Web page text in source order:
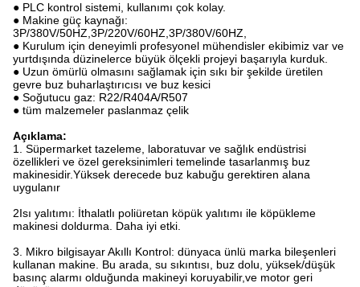
● PLC kontrol sistemi, kullanımı çok kolay.
● Makine güç kaynağı:
3P/380V/50HZ,3P/220V/60HZ,3P/380V/60HZ,
● Kurulum için deneyimli profesyonel mühendisler ekibimiz var ve
yurtdışında düzinelerce büyük ölçekli projeyi başarıyla kurduk.
● Uzun ömürlü olmasını sağlamak için sıkı bir şekilde üretilen
gevre buz buharlaştırıcısı ve buz kesici
● Soğutucu gaz: R22/R404A/R507
● tüm malzemeler paslanmaz çelik
Açıklama:
1. Süpermarket tazeleme, laboratuvar ve sağlık endüstrisi
özellikleri ve özel gereksinimleri temelinde tasarlanmış buz
makinesidir.Yüksek derecede buz kabuğu gerektiren alana
uygulanır
2Isı yalıtımı: İthalatlı poliüretan köpük yalıtımı ile köpükleme
makinesi doldurma. Daha iyi etki.
3. Mikro bilgisayar Akıllı Kontrol: dünyaca ünlü marka bileşenleri
kullanan makine. Bu arada, su sıkıntısı, buz dolu, yüksek/düşük
basınç alarmı olduğunda makineyi koruyabilir,ve motor geri